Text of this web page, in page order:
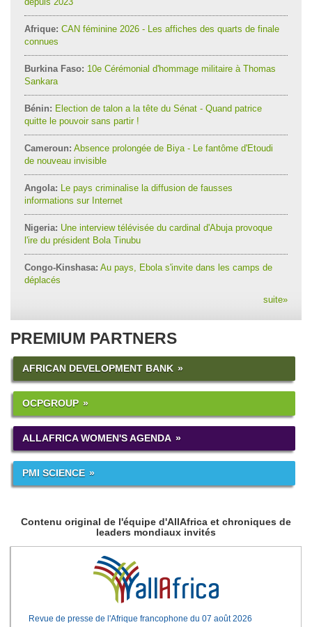
Afrique: CAN féminine 2026 - Les affiches des quarts de finale
connues
Burkina Faso: 10e Cérémonial d'hommage militaire à Thomas
Sankara
Bénin: Election de talon a la tête du Sénat - Quand patrice
quitte le pouvoir sans partir !
Cameroun: Absence prolongée de Biya - Le fantôme d'Etoudi
de nouveau invisible
Angola: Le pays criminalise la diffusion de fausses
informations sur Internet
Nigeria: Une interview télévisée du cardinal d'Abuja provoque
l'ire du président Bola Tinubu
Congo-Kinshasa: Au pays, Ebola s'invite dans les camps de
déplacés
suite»
PREMIUM PARTNERS
AFRICAN DEVELOPMENT BANK
OCPGROUP
ALLAFRICA WOMEN'S AGENDA
PMI SCIENCE
Contenu original de l'équipe d'AllAfrica et chroniques de
leaders mondiaux invités
Revue de presse de l'Afrique francophone du 07 août 2026